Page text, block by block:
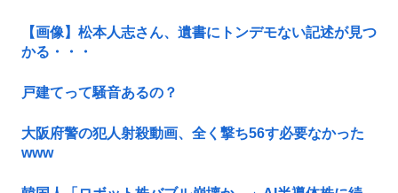
【画像】松本人志さん、遺書にトンデモない記述が見つ
かる・・・
戸建てって騒音あるの？
大阪府警の犯人射殺動画、全く撃ち56す必要なかった
www